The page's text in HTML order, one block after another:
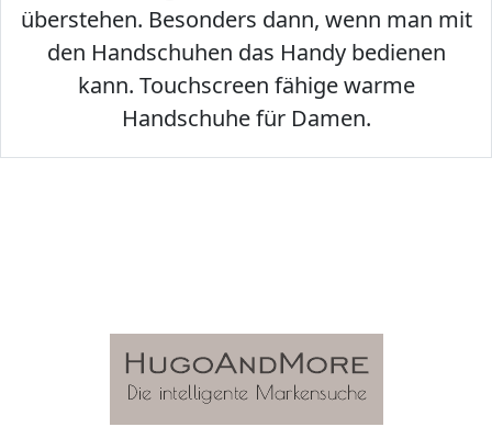
überstehen. Besonders dann, wenn man mit
den Handschuhen das Handy bedienen
kann. Touchscreen fähige warme
Handschuhe für Damen.